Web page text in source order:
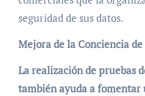
seguridad de sus datos.
Mejora de la Conciencia
La realización de pruebas
también ayuda a fomentar